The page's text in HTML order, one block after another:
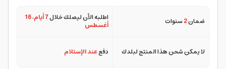
ضمان2سنوات اطلبه الآن ليصلك خلال7 أيام ،16
أغسطس
لا يمكن شحن هذا المنتج لبلدك دفععند الإستلام